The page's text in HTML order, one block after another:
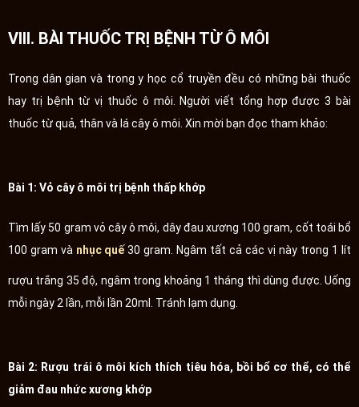
VIII. BÀI THUỐC TRỊ BỆNH TỪ Ô MÔI
Trong dân gian và trong y học cổ truyền đều có những bài thuốc
hay trị bệnh từ vị thuốc ô môi. Người viết tổng hợp được 3 bài
thuốc từ quả, thân và lá cây ô môi. Xin mời bạn đọc tham khảo:
Bài 1: Vỏ cây ô môi trị bệnh thấp khớp
Tìm lấy 50 gram vỏ cây ô môi, dây đau xương 100 gram, cốt toái bổ
100 gram và nhục quế 30 gram. Ngâm tất cả các vị này trong 1 lít
rượu trắng 35 độ, ngâm trong khoảng 1 tháng thì dùng được. Uống
mỗi ngày 2 lần, mỗi lần 20ml. Tránh lạm dụng.
Bài 2: Rượu trái ô môi kích thích tiêu hóa, bồi bổ cơ thể, có thể
giảm đau nhức xương khớp